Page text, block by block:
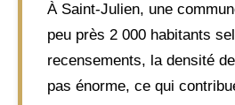
À Saint-Julien, une
peu près 2 000 habitants
recensements, la densité
pas énorme, ce qui